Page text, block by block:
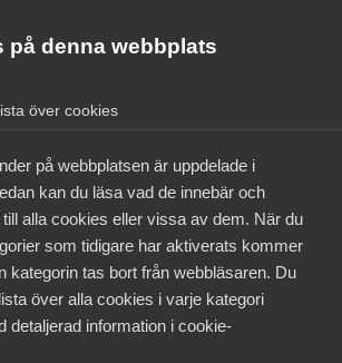
på denna webbplats
över cookies
på webbplatsen är uppdelade i
kan du läsa vad de innebär och
alla cookies eller vissa av dem. När du
som tidigare har aktiverats kommer
kategorin tas bort från webbläsaren. Du
över alla cookies i varje kategori
detaljerad information i cookie-
departements­
Ersättning vid
av bostäder